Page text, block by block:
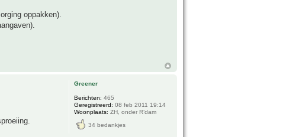
oppakken).
Greener
Berichten: 465
Geregistreerd: 08 feb 2011 19:14
Woonplaats: ZH, onder R’dam
34 bedankjes